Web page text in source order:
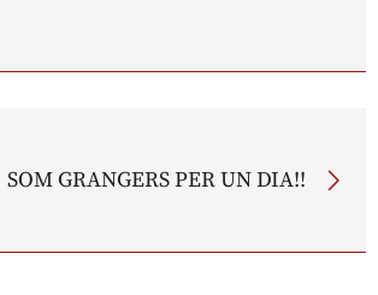
SOM GRANGERS PER UN DIA!!